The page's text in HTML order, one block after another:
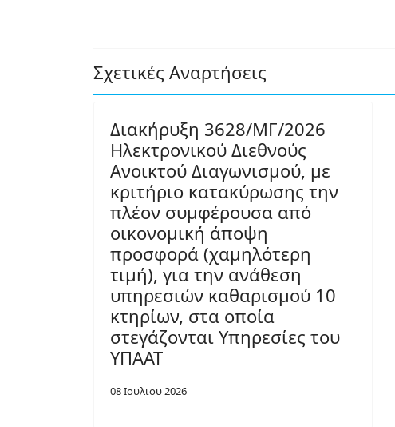
Σχετικές Αναρτήσεις
Διακήρυξη 3628/ΜΓ/2026
Ηλεκτρονικού Διεθνούς
Ανοικτού Διαγωνισμού, με
κριτήριο κατακύρωσης την
πλέον συμφέρουσα από
οικονομική άποψη
προσφορά (χαμηλότερη
τιμή), για την ανάθεση
υπηρεσιών καθαρισμού 10
κτηρίων, στα οποία
στεγάζονται Υπηρεσίες του
ΥΠΑΑΤ
08 Ιουλιου 2026